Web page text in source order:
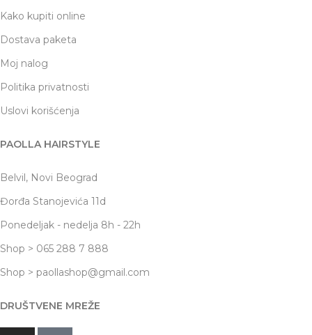
Kako kupiti online
Dostava paketa
Moj nalog
Politika privatnosti
Uslovi korišćenja
PAOLLA HAIRSTYLE
Belvil, Novi Beograd
Đorđa Stanojevića 11d
Ponedeljak - nedelja 8h - 22h
Shop > 065 288 7 888
Shop > paollashop@gmail.com
DRUŠTVENE MREŽE